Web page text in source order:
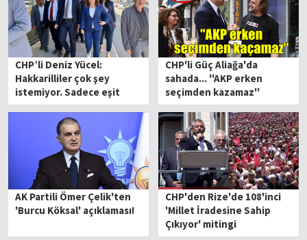
CHP’li Deniz Yücel:
Hakkarilliler çok şey
istemiyor. Sadece eşit
yurttaşlık ve insanca
yaşam istiyorlar"
CHP'li Güç Aliağa'da
sahada... ''AKP erken
seçimden kazamaz''
AK Partili Ömer Çelik'ten
'Burcu Köksal' açıklaması!
CHP'den Rize'de 108'inci
'Millet İradesine Sahip
Çıkıyor' mitingi